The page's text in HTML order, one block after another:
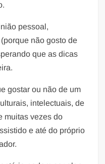
pessoal,
não gosto de
que as dicas
gostar ou não de um
intelectuais, de
muitas vezes do
e até do próprio